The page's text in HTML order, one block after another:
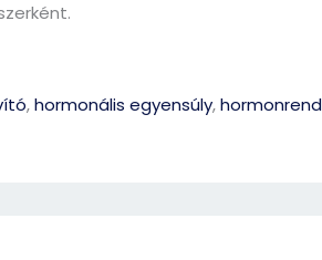
,hormonális egyensúly,